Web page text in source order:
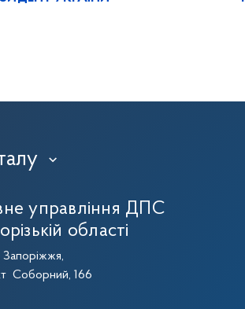
›
управління ДПС
області
Запоріжжя,
Соборний, 166